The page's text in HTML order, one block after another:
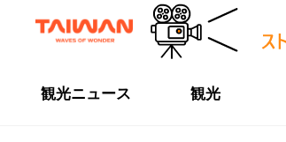
観光ニュース 観光